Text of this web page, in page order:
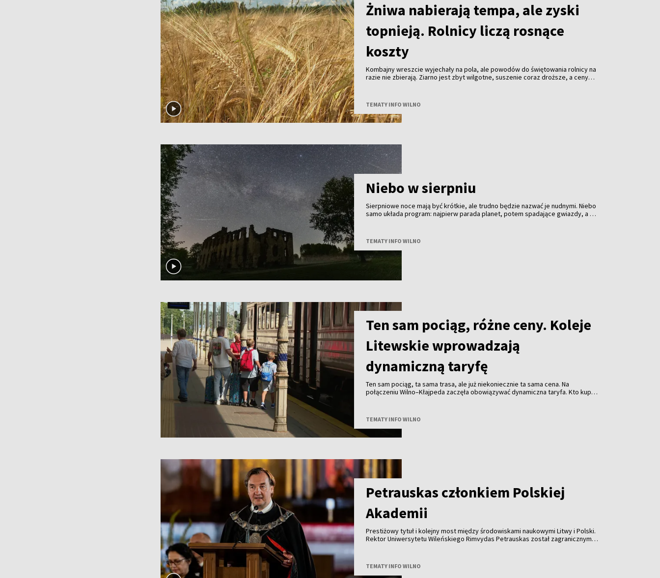
Żniwa nabierają tempa, ale zyski
topnieją. Rolnicy liczą rosnące
koszty
Kombajny wreszcie wyjechały na pola, ale powodów do świętowania rolnicy na
razie nie zbierają. Ziarno jest zbyt wilgotne, suszenie coraz droższe, a ceny
można zebrać. Zysk - niekoniecznie.
TEMATY INFO WILNO
Niebo w sierpniu
Sierpniowe noce mają być krótkie, ale trudno będzie nazwać je nudnymi. Niebo
samo układa program: najpierw parada planet, potem spadające gwiazdy, a na
TEMATY INFO WILNO
Ten sam pociąg, różne ceny. Koleje
Litewskie wprowadzają
dynamiczną taryfę
Ten sam pociąg, ta sama trasa, ale już niekoniecznie ta sama cena. Na
połączeniu Wilno–Kłajpeda zaczęła obowiązywać dynamiczna taryfa. Kto kupi
TEMATY INFO WILNO
Petrauskas członkiem Polskiej
Akademii
Prestiżowy tytuł i kolejny most między środowiskami naukowymi Litwy i Polski.
Rektor Uniwersytetu Wileńskiego Rimvydas Petrauskas został zagranicznym
TEMATY INFO WILNO